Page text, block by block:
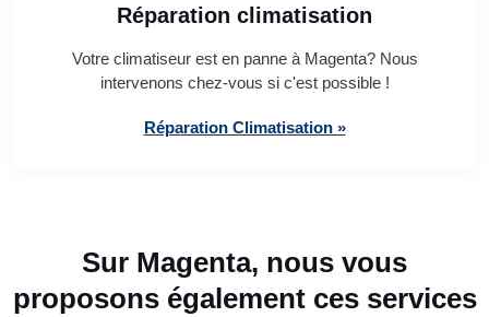
Réparation climatisation
Votre climatiseur est en panne à Magenta? Nous
intervenons chez-vous si c'est possible !
Réparation Climatisation »
Sur Magenta, nous vous
proposons également ces services